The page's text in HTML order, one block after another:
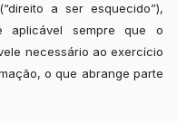
a ser esquecido”),
aplicável sempre que o
necessário ao exercício
o que abrange parte